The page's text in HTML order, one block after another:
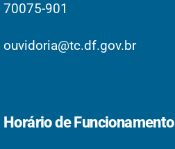
70075-901
ouvidoria@tc.df.gov.br
Horário de Funcionamento